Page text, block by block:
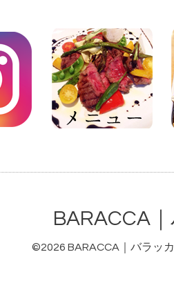
BARACCA
©2026 BARACCA｜バラッカ